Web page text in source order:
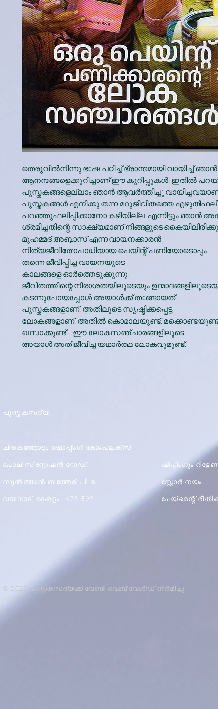
തെരുവില്‍നിന്നു ഭാഷ പഠിച്ച് ഭ്രാന്തമായി വായിച്ച്
ആനന്ദങ്ങളെക്കുറിച്ചാണ് ഈ കുറിപ്പുകള്‍. ഇതില്‍
പുസ്തകങ്ങളെല്ലാം ഞാന്‍ ആവര്‍ത്തിച്ചു
പുസ്തകങ്ങള്‍ എനിക്കു തന്ന മറുജീവിതത്തെ
പറഞ്ഞുഫലിപ്പിക്കാനോ കഴിയില്ല. എന്നിട്ടും ഞാന്‍
ശ്രമിച്ചതിന്റെ സാക്ഷ്യമാണ് നിങ്ങളുടെ
മുഹമ്മദ് അബ്ബാസ് എന്ന വായനക്കാരന്‍
നിത്യജീവിതോപാധിയായ പെയിന്റ് പണിയോടൊപ്പം
തന്നെ ജീവിപ്പിച്ച വായനയുടെ
കാലങ്ങളെ ഓര്‍ത്തെടുക്കുന്നു.
ജീവിതത്തിന്റെ നിരാശതയിലൂടെയും
കടന്നുപോയപ്പോള്‍ അയാള്‍ക്ക് താങ്ങായത്
പുസ്തകങ്ങളാണ്, അതിലൂടെ സൃഷ്ടിക്കപ്പെട്ട
ലോകങ്ങളാണ്. അതില്‍ കൊമാലയുണ്ട്,
ഖസാക്കുണ്ട്… ഈ ലോകസഞ്ചാരങ്ങളിലൂടെ
അയാള്‍ അതിജീവിച്ച യഥാര്‍ത്ഥ ലോകവുമുണ്ട്.
പുസ്തകസദ്യ
ചീരകത്തോട്ടം ഷോപ്പിംഗ് കോംപ്ലക്സ്
പോലീസ് സ്റ്റേഷൻ റോഡ്,
സുൽത്താൻ ബത്തേരി.പി.ഒ
വയനാട്, കേരളം -673 592
ഷിപ്പിംഗും
സ്റ്റോർ നയം
പേയ്മെന്റ്
© 2022 പുസ്തകസദ്യക്ക് വേണ്ടി വെബ് വേൾഡ് നിർമിച്ചു